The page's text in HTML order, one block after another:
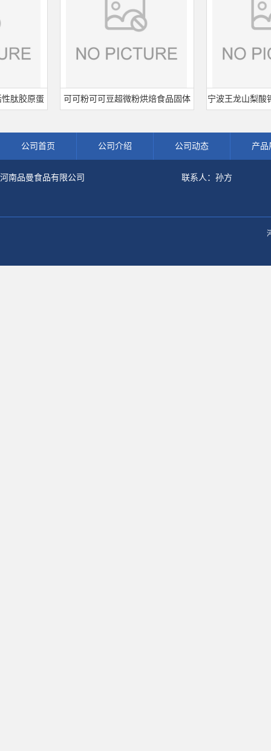
胶原蛋 可可粉可可豆超微粉烘焙食品固体 宁波王龙山梨酸钾
公司首页 公司介绍 公司动态 产品
河南品曼食品有限公司 联系人：孙方